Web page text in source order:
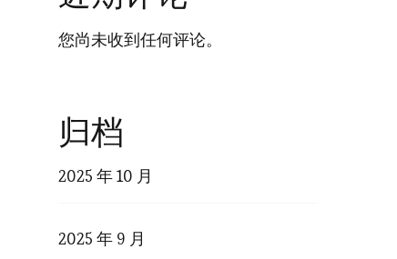
您尚未收到任何评论。
归档
2025 年 10 月
2025 年 9 月